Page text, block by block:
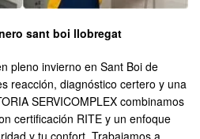
sant boi llobregat
pleno invierno en Sant Boi de
reacción, diagnóstico certero y una
SERVICOMPLEX combinamos
certificación RITE y un enfoque